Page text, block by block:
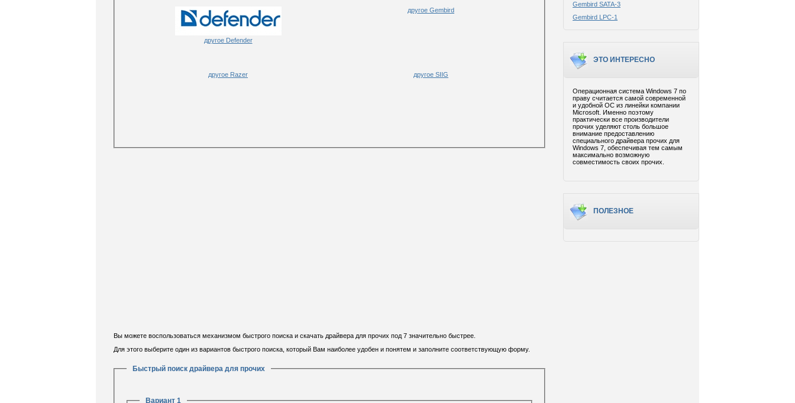
другое Defender
другое Gembird
другое Razer другое SIIG
Вы можете воспользоваться механизмом быстрого поиска и скачать драйвера для прочих под 7 значительно быстрее.
Для этого выберите один из вариантов быстрого поиска, который Вам наиболее удобен и понятем и заполните соответствующую форму.
Быстрый поиск драйвера для прочих
Вариант 1
Gembird SATA-3
Gembird LPC-1
ЭТО ИНТЕРЕСНО
Операционная система Windows 7 по
праву считается самой современной
и удобной ОС из линейки компании
Microsoft. Именно поэтому
практически все производители
прочих уделяют столь большое
внимание предоставлению
специального драйвера прочих для
Windows 7, обеспечивая тем самым
максимально возможную
совместимость своих прочих.
ПОЛЕЗНОЕ